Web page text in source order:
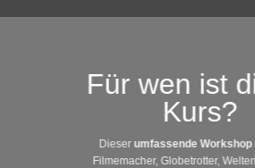
Für wen ist
Kurs?
Dieser umfassende Workshop
Filmemacher, Globetrotter,